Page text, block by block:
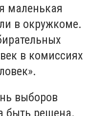
маленькая
в окружкоме.
в комиссиях
выборов
быть решена.